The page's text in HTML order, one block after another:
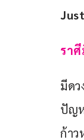
รา
มีด
ปัญ
ก้าว